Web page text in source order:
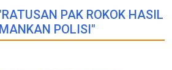
PAK ROKOK HASIL
POLISI"